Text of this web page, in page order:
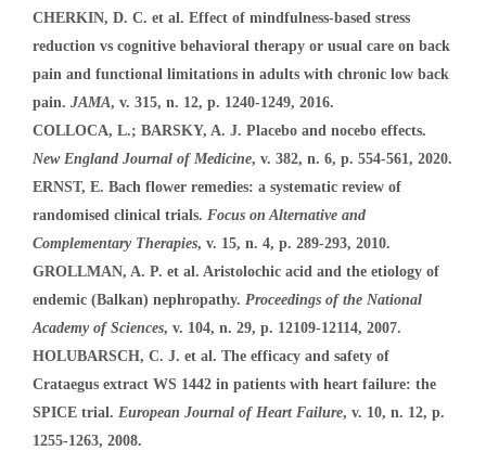
CHERKIN, D. C. et al. Effect of mindfulness-based stress
reduction vs cognitive behavioral therapy or usual care on back
pain and functional limitations in adults with chronic low back
pain. JAMA, v. 315, n. 12, p. 1240-1249, 2016.
COLLOCA, L.; BARSKY, A. J. Placebo and nocebo effects.
New England Journal of Medicine, v. 382, n. 6, p. 554-561, 2020.
ERNST, E. Bach flower remedies: a systematic review of
randomised clinical trials. Focus on Alternative and
Complementary Therapies, v. 15, n. 4, p. 289-293, 2010.
GROLLMAN, A. P. et al. Aristolochic acid and the etiology of
endemic (Balkan) nephropathy. Proceedings of the National
Academy of Sciences, v. 104, n. 29, p. 12109-12114, 2007.
HOLUBARSCH, C. J. et al. The efficacy and safety of
Crataegus extract WS 1442 in patients with heart failure: the
SPICE trial. European Journal of Heart Failure, v. 10, n. 12, p.
1255-1263, 2008.